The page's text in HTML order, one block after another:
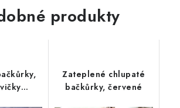
produkty
Zateplené chlupaté
bačkůrky, červené